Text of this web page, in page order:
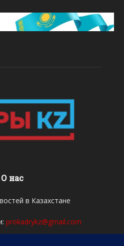
О нас
в Казахстане
prokadrykz@gmail.com